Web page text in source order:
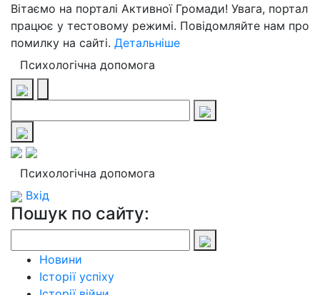
Вітаємо на порталі Активної Громади! Увага, портал
працює у тестовому режимі. Повідомляйте нам про
помилку на сайті. Детальніше
Психологічна допомога
Психологічна допомога
Вхід
Пошук по сайту:
Новини
Історії успіху